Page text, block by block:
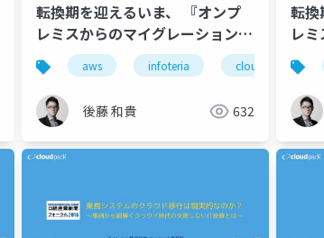
cloudpack
転換期を迎えるいま、 『オンプ
レミスからのマイグレーション』
における勝利の方程式とは - イン
フォテリアセミナーバージョン
aws infoteria cloudpack
後藤 和貴 632
転換
レ
にお